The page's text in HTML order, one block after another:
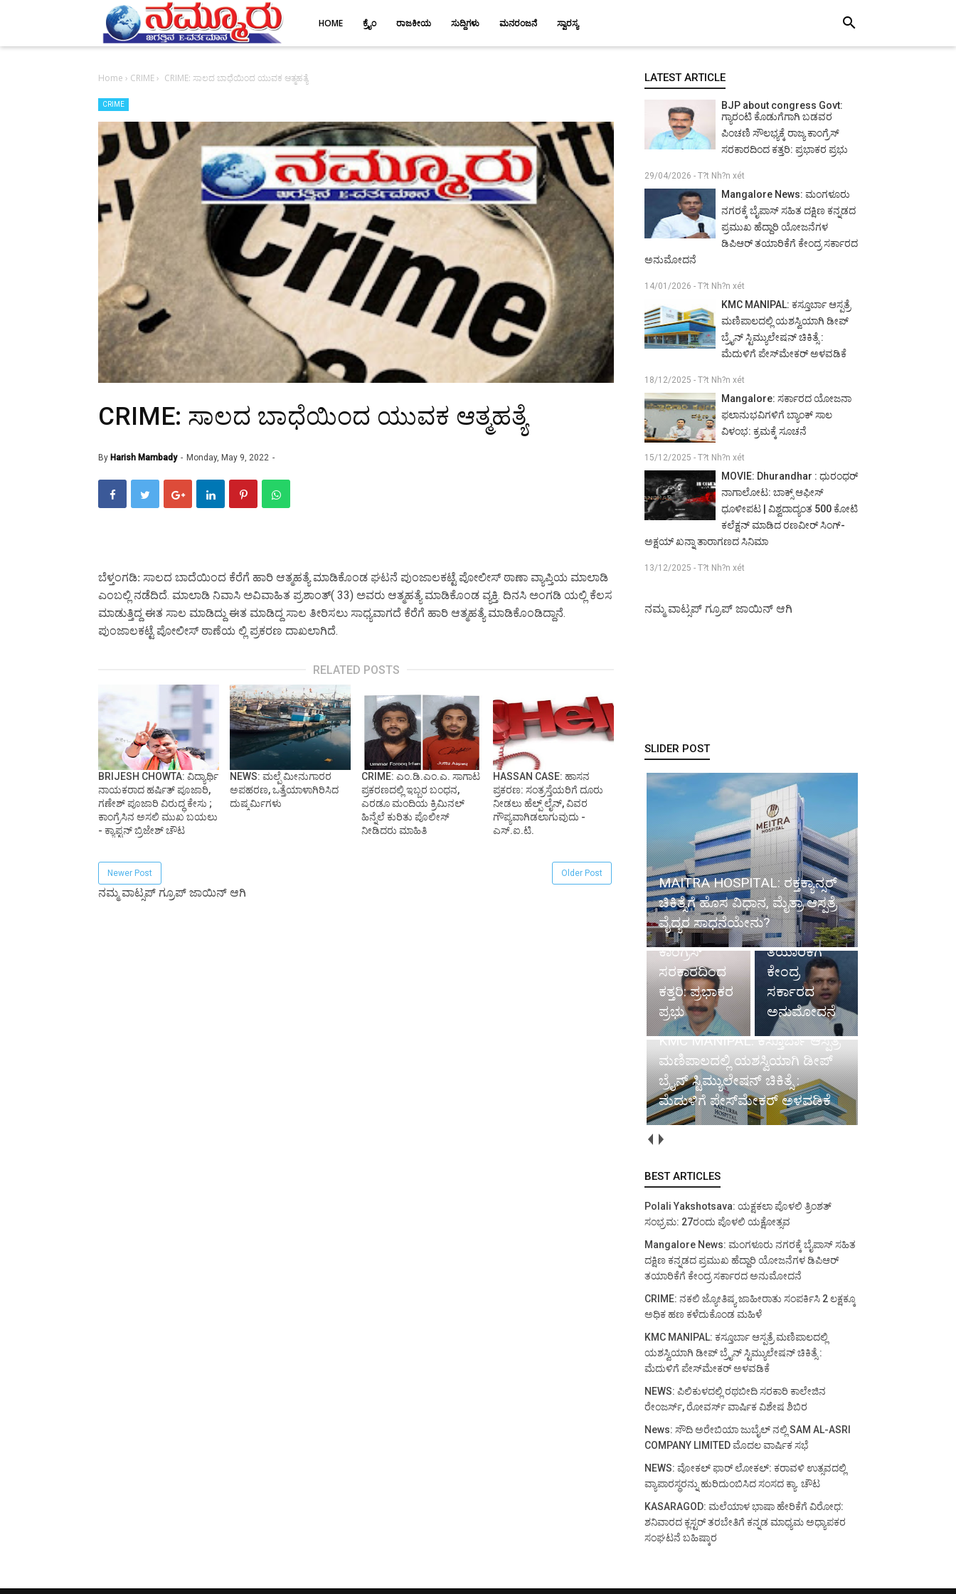
HOME ಕ್ರೈಂ ರಾಜಕೀಯ ಸುದ್ದಿಗಳು ಮನರಂಜನೆ ಸ್ವಾರಸ್ಯ search
Home › CRIME› CRIME: ಸಾಲದ ಬಾಧೆಯಿಂದ ಯುವಕ ಆತ್ಮಹತ್ಯೆ
CRIME
CRIME: ಸಾಲದ ಬಾಧೆಯಿಂದ ಯುವಕ ಆತ್ಮಹತ್ಯೆ
By Harish Mambady Monday, May 9, 2022
ಬೆಳ್ತಂಗಡಿ: ಸಾಲದ ಬಾದೆಯಿಂದ ಕೆರೆಗೆ ಹಾರಿ ಆತ್ಮಹತ್ಯೆ ಮಾಡಿಕೊಂಡ ಘಟನೆ ಪುಂಜಾಲಕಟ್ಟೆ ಪೋಲೀಸ್ ಠಾಣಾ ವ್ಯಾಪ್ತಿಯ ಮಾಲಾಡಿ
ಎಂಬಲ್ಲಿ ನಡೆದಿದೆ. ಮಾಲಾಡಿ ನಿವಾಸಿ ಅವಿವಾಹಿತ ಪ್ರಶಾಂತ್( 33) ಅವರು ಆತ್ಮಹತ್ಯೆ ಮಾಡಿಕೊಂಡ ವ್ಯಕ್ತಿ. ದಿನಸಿ ಅಂಗಡಿ ಯಲ್ಲಿ ಕೆಲಸ
ಮಾಡುತ್ತಿದ್ದ ಈತ ಸಾಲ ಮಾಡಿದ್ದು ಈತ ಮಾಡಿದ್ದ ಸಾಲ ತೀರಿಸಲು ಸಾಧ್ಯವಾಗದೆ ಕೆರೆಗೆ ಹಾರಿ ಆತ್ಮಹತ್ಯೆ ಮಾಡಿಕೊಂಡಿದ್ದಾನೆ.
ಪುಂಜಾಲಕಟ್ಟೆ ಪೋಲೀಸ್ ಠಾಣೆಯ ಲ್ಲಿ ಪ್ರಕರಣ ದಾಖಲಾಗಿದೆ.
RELATED POSTS
BRIJESH CHOWTA: ವಿದ್ಯಾರ್ಥಿ
ನಾಯಕರಾದ ಹರ್ಷಿತ್ ಪೂಜಾರಿ,
ಗಣೇಶ್ ಪೂಜಾರಿ ವಿರುದ್ಧ ಕೇಸು ;
ಕಾಂಗ್ರೆಸಿನ ಅಸಲಿ ಮುಖ ಬಯಲು
- ಕ್ಯಾಪ್ಟನ್ ಬ್ರಿಜೇಶ್ ಚೌಟ
NEWS: ಮಲ್ಪೆ ಮೀನುಗಾರರ
ಅಪಹರಣ, ಒತ್ತೆಯಾಳಾಗಿರಿಸಿದ
ದುಷ್ಕರ್ಮಿಗಳು
CRIME: ಎಂ.ಡಿ.ಎಂ.ಎ. ಸಾಗಾಟ
ಪ್ರಕರಣದಲ್ಲಿ ಇಬ್ಬರ ಬಂಧನ,
ಎರಡೂ ಮಂದಿಯ ಕ್ರಿಮಿನಲ್
ಹಿನ್ನೆಲೆ ಕುರಿತು ಪೊಲೀಸ್
ನೀಡಿದರು ಮಾಹಿತಿ
HASSAN CASE: ಹಾಸನ
ಪ್ರಕರಣ: ಸಂತ್ರಸ್ತೆಯರಿಗೆ ದೂರು
ನೀಡಲು ಹೆಲ್ಪ್ ಲೈನ್, ವಿವರ
ಗೌಪ್ಯವಾಗಿಡಲಾಗುವುದು -
ಎಸ್.ಐ.ಟಿ.
Newer Post Older Post
ನಮ್ಮ ವಾಟ್ಸಪ್ ಗ್ರೂಪ್ ಜಾಯಿನ್ ಆಗಿ
LATEST ARTICLE
BJP about congress Govt:
ಗ್ಯಾರಂಟಿ ಕೊಡುಗೆಗಾಗಿ ಬಡವರ
ಪಿಂಚಣಿ ಸೌಲಭ್ಯಕ್ಕೆ ರಾಜ್ಯ ಕಾಂಗ್ರೆಸ್
ಸರಕಾರದಿಂದ ಕತ್ತರಿ: ಪ್ರಭಾಕರ ಪ್ರಭು
29/04/2026 - T?t Nh?n xét
Mangalore News: ಮಂಗಳೂರು
ನಗರಕ್ಕೆ ಬೈಪಾಸ್‌ ಸಹಿತ ದಕ್ಷಿಣ ಕನ್ನಡದ
ಪ್ರಮುಖ ಹೆದ್ದಾರಿ ಯೋಜನೆಗಳ
ಡಿಪಿಆರ್ ತಯಾರಿಕೆಗೆ ಕೇಂದ್ರ ಸರ್ಕಾರದ
ಅನುಮೋದನೆ
14/01/2026 - T?t Nh?n xét
KMC MANIPAL: ಕಸ್ತೂರ್ಬಾ ಆಸ್ಪತ್ರೆ
ಮಣಿಪಾಲದಲ್ಲಿ ಯಶಸ್ವಿಯಾಗಿ ಡೀಪ್
ಬ್ರೈನ್ ಸ್ಟಿಮ್ಯುಲೇಷನ್ ಚಿಕಿತ್ಸೆ :
ಮೆದುಳಿಗೆ ಪೇಸ್‌ಮೇಕರ್ ಅಳವಡಿಕೆ
18/12/2025 - T?t Nh?n xét
Mangalore: ಸರ್ಕಾರದ ಯೋಜನಾ
ಫಲಾನುಭವಿಗಳಿಗೆ ಬ್ಯಾಂಕ್ ಸಾಲ
ವಿಳಂಭ: ಕ್ರಮಕ್ಕೆ ಸೂಚನೆ
15/12/2025 - T?t Nh?n xét
MOVIE: Dhurandhar : ಧುರಂಧರ್
ನಾಗಾಲೋಟ: ಬಾಕ್ಸ್ ಆಫೀಸ್
ಧೂಳೀಪಟ | ವಿಶ್ವದಾದ್ಯಂತ 500 ಕೋಟಿ
ಕಲೆಕ್ಷನ್ ಮಾಡಿದ ರಣವೀರ್ ಸಿಂಗ್-
ಅಕ್ಷಯ್ ಖನ್ನಾ ತಾರಾಗಣದ ಸಿನಿಮಾ
13/12/2025 - T?t Nh?n xét
ನಮ್ಮ ವಾಟ್ಸಪ್ ಗ್ರೂಪ್ ಜಾಯಿನ್ ಆಗಿ
SLIDER POST
MAITRA HOSPITAL: ರಕ್ತಕ್ಯಾನ್ಸರ್
ಚಿಕಿತ್ಸೆಗೆ ಹೊಸ ವಿಧಾನ, ಮೈತ್ರಾ ಆಸ್ಪತ್ರೆ
ವೈದ್ಯರ ಸಾಧನೆಯೇನು?
BJP about
congress
Govt: ಗ್ಯಾರಂಟಿ
ಕೊಡುಗೆಗಾಗಿ
ಬಡವರ
ಪಿಂಚಣಿ
ಸೌಲಭ್ಯಕ್ಕೆ ರಾಜ್ಯ
ಕಾಂಗ್ರೆಸ್
ಸರಕಾರದಿಂದ
ಕತ್ತರಿ: ಪ್ರಭಾಕರ
ಪ್ರಭು
News:
ಮಂಗಳೂರು
ನಗರಕ್ಕೆ
ಬೈಪಾಸ್‌ ಸಹಿತ
ದಕ್ಷಿಣ ಕನ್ನಡದ
ಪ್ರಮುಖ
ಹೆದ್ದಾರಿ
ಯೋಜನೆಗಳ
ಡಿಪಿಆರ್
ತಯಾರಿಕೆಗೆ
ಕೇಂದ್ರ
ಸರ್ಕಾರದ
ಅನುಮೋದನೆ
KMC MANIPAL: ಕಸ್ತೂರ್ಬಾ ಆಸ್ಪತ್ರೆ
ಮಣಿಪಾಲದಲ್ಲಿ ಯಶಸ್ವಿಯಾಗಿ ಡೀಪ್
ಬ್ರೈನ್ ಸ್ಟಿಮ್ಯುಲೇಷನ್ ಚಿಕಿತ್ಸೆ :
ಮೆದುಳಿಗೆ ಪೇಸ್‌ಮೇಕರ್ ಅಳವಡಿಕೆ
BEST ARTICLES
Polali Yakshotsava: ಯಕ್ಷಕಲಾ ಪೊಳಲಿ ತ್ರಿಂಶತ್
ಸಂಭ್ರಮ: 27ರಂದು ಪೊಳಲಿ ಯಕ್ಷೋತ್ಸವ
Mangalore News: ಮಂಗಳೂರು ನಗರಕ್ಕೆ ಬೈಪಾಸ್‌ ಸಹಿತ
ದಕ್ಷಿಣ ಕನ್ನಡದ ಪ್ರಮುಖ ಹೆದ್ದಾರಿ ಯೋಜನೆಗಳ ಡಿಪಿಆರ್
ತಯಾರಿಕೆಗೆ ಕೇಂದ್ರ ಸರ್ಕಾರದ ಅನುಮೋದನೆ
CRIME: ನಕಲಿ ಜ್ಯೋತಿಷ್ಯ ಜಾಹೀರಾತು ಸಂಪರ್ಕಿಸಿ 2 ಲಕ್ಷಕ್ಕೂ
ಅಧಿಕ ಹಣ ಕಳೆದುಕೊಂಡ ಮಹಿಳೆ
KMC MANIPAL: ಕಸ್ತೂರ್ಬಾ ಆಸ್ಪತ್ರೆ ಮಣಿಪಾಲದಲ್ಲಿ
ಯಶಸ್ವಿಯಾಗಿ ಡೀಪ್ ಬ್ರೈನ್ ಸ್ಟಿಮ್ಯುಲೇಷನ್ ಚಿಕಿತ್ಸೆ :
ಮೆದುಳಿಗೆ ಪೇಸ್‌ಮೇಕರ್ ಅಳವಡಿಕೆ
NEWS: ಪಿಲಿಕುಳದಲ್ಲಿ ರಥಬೀದಿ ಸರಕಾರಿ ಕಾಲೇಜಿನ
ರೇಂಜರ್ಸ್, ರೋವರ್ಸ್ ವಾರ್ಷಿಕ ವಿಶೇಷ ಶಿಬಿರ
News: ಸೌದಿ ಅರೇಬಿಯಾ ಜುಬೈಲ್ ನಲ್ಲಿ SAM AL-ASRI
COMPANY LIMITED ಮೊದಲ ವಾರ್ಷಿಕ ಸಭೆ
NEWS: ವೋಕಲ್ ಫಾರ್ ಲೋಕಲ್: ಕರಾವಳಿ ಉತ್ಸವದಲ್ಲಿ
ವ್ಯಾಪಾರಸ್ಥರನ್ನು ಹುರಿದುಂಬಿಸಿದ ಸಂಸದ ಕ್ಯಾ. ಚೌಟ
KASARAGOD: ಮಲೆಯಾಳ ಭಾಷಾ ಹೇರಿಕೆಗೆ ವಿರೋಧ:
ಶನಿವಾರದ ಕ್ಲಸ್ಟರ್ ತರಬೇತಿಗೆ ಕನ್ನಡ ಮಾಧ್ಯಮ ಅಧ್ಯಾಪಕರ
ಸಂಘಟನೆ ಬಹಿಷ್ಕಾರ